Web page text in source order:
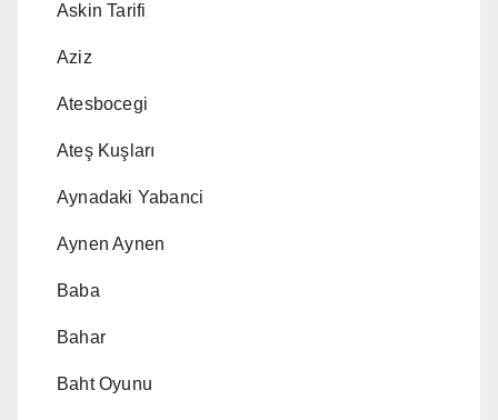
Askin Tarifi
Aziz
Atesbocegi
Ateş Kuşları
Aynadaki Yabanci
Aynen Aynen
Baba
Bahar
Baht Oyunu